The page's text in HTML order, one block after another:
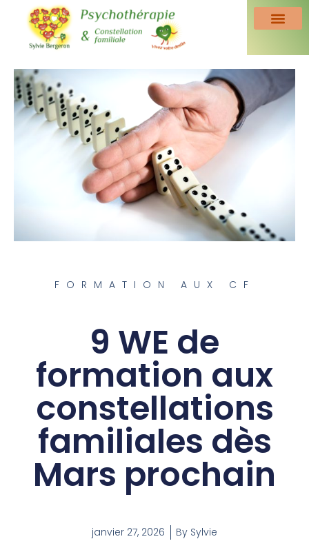
FORMATION AUX CF
9 WE de
formation aux
constellations
familiales dès
Mars prochain
janvier 27, 2026 By Sylvie